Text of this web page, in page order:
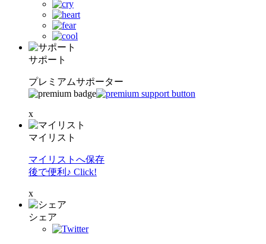
サポート
プレミアムサポーター
x
マイリスト
マイリストへ保存
後で便利♪ Click!
x
シェア